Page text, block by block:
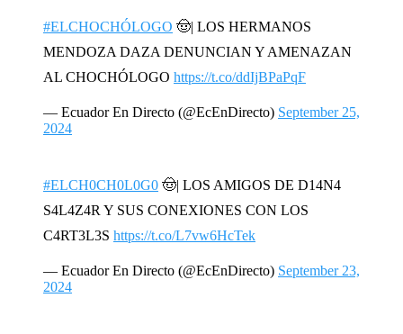
#ELCHOCHÓLOGO 🤠| LOS HERMANOS
MENDOZA DAZA DENUNCIAN Y AMENAZAN
AL CHOCHÓLOGO https://t.co/ddIjBPaPqF
— Ecuador En Directo (@EcEnDirecto) September 25,
2024
#ELCH0CH0L0G0 🤠| LOS AMIGOS DE D14N4
S4L4Z4R Y SUS CONEXIONES CON LOS
C4RT3L3S https://t.co/L7vw6HcTek
— Ecuador En Directo (@EcEnDirecto) September 23,
2024